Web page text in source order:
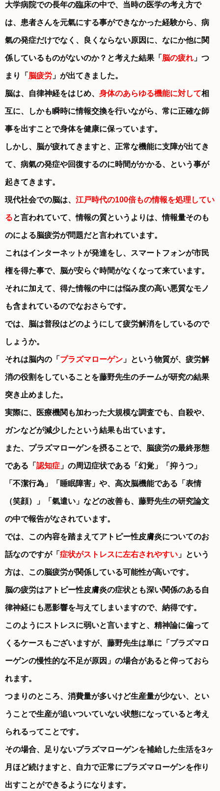
大学病院での長年の臨床の中で、当時の医学の考え方で
は、患者さんを元氣にする事ができなかった経験から、病
氣の発症だけでなく、良くならない原因に、なにか他に関
係しているものがないのか？と考えた結果「 脳の疲れ 」つ
まり「 脳疲労 」が出てきました。
脳は、自律神経をはじめ、 身体のあらゆる機能に対して相
互に、しかも瞬時に情報交換を行いながら、常に正確な師
事を出すことで身体を健康に保っています。
しかし、脳が疲れてきますと、正常な機能に支障が出てき
て、病氣の発症や回復するのに時間がかかる、という事が
起きてきます。
現代社会での脳は、 江戸時代の100倍もの情報を処理してい
ると言われていて、情報の質というよりは、情報量そのも
のによる脳疲労が問題だと言われています。
これはインターネットが発達をし、スマートフォンが市民
権を得た事で、脳が安らぐ時間がなくなって来ています。
それに加えて、得た情報の中には悩み度の高い悪質なモノ
も含まれているのでなおさらです。
では、脳は普段はどのようにして疲労解消をしているので
しょうか。
それは脳内の「 プラズマローゲン 」という物質が、疲労解
消の役割をしていることを藤野先生のチームが研究の結果
突き止めました。
実際に、医療機関も加わった大規模な調査でも、自殺や、
ガンなどが減少したという結果も出ています。
また、プラズマローゲンを摂ることで、脳疲労の最終形態
である「 認知症 」の周辺症状である「幻覚」「抑うつ」
「不潔行為」「睡眠障害」 や、高次脳機能である「表情
（笑顔）」「氣遣い」などの改善も、藤野先生の研究論文
の中で報告がなされています。
では、この内容を踏まえてアトピー性皮膚炎についてのお
話なのですが「 症状がストレスに左右されやすい 」という
方は、この脳疲労が関係している可能性が高いです。
脳の疲労はアトピー性皮膚炎の症状とも深い関係のある自
律神経にも悪影響を与えてしまいますので、納得です。
このようにストレスに弱いと言いますと、精神論に偏って
くるケースもございますが、藤野先生は単に「プラズマロ
ーゲンの慢性的な不足が原因」の場合があると仰っておら
れます。
つまりのところ、消費量が多いけど生産量が少ない、とい
うことで生産が追いついていない状態になっていると考え
られるってことです。
その場合、足りないプラズマローゲンを補給した生活を3ヶ
月ほど続けますと、自力で正常にプラズマローゲンを作り
出すことができるようになります。